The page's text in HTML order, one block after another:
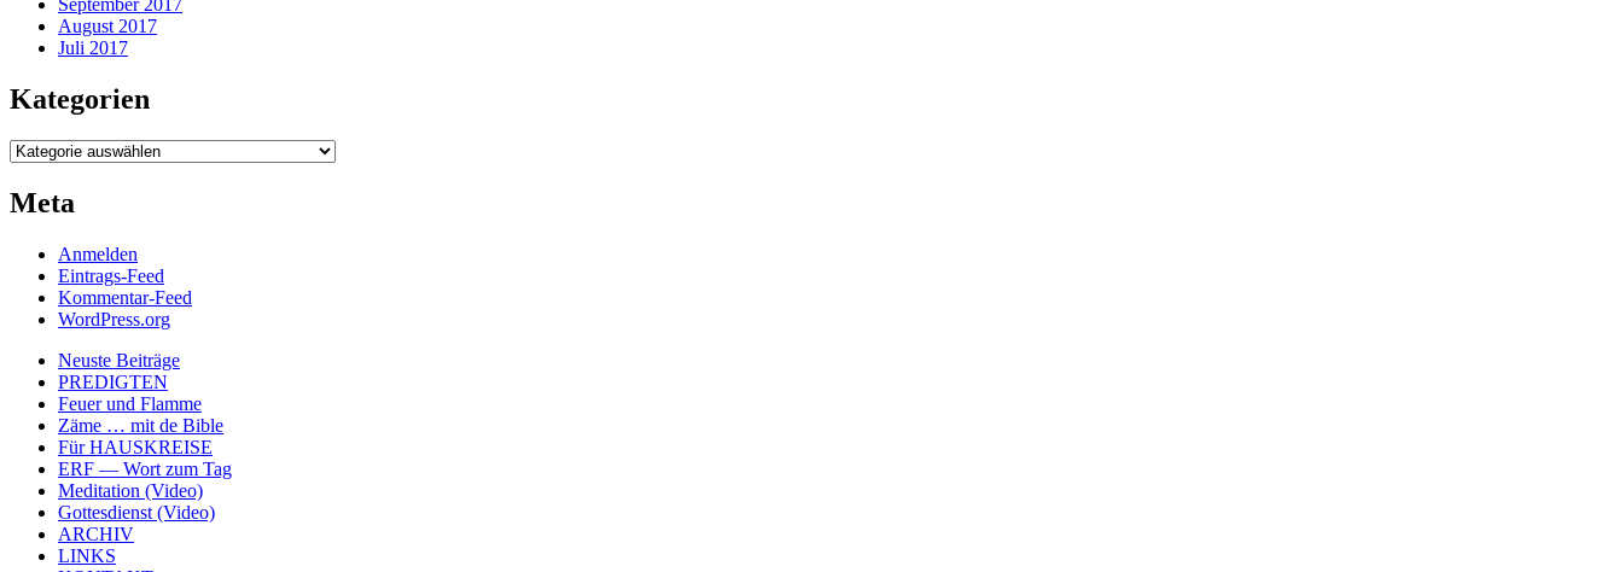
September 2017
August 2017
Juli 2017
Kategorien
Kategorien
Meta
Anmelden
Eintrags-Feed
Kommentar-Feed
WordPress.org
Neuste Beiträge
PREDIGTEN
Feuer und Flamme
Zäme … mit de Bible
Für HAUSKREISE
ERF — Wort zum Tag
Meditation (Video)
Gottesdienst (Video)
ARCHIV
LINKS